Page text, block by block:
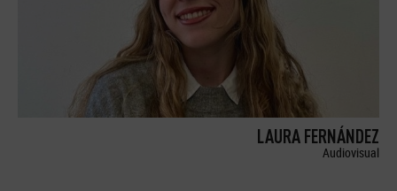
LAURA FERNÁNDEZ
Audiovisual